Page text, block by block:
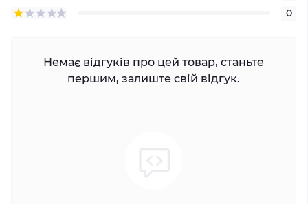
0
Немає відгуків про цей товар, станьте
першим, залиште свій відгук.